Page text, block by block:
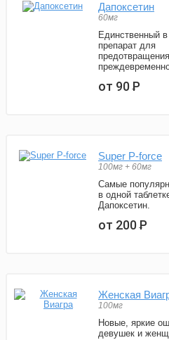
Дапоксетин
60мг
Единственный
препарат для
предотвращения
от 90Р
Super P-force
100мг + 60мг
Самые
в одной
Дапоксетин.
от 200Р
Женская
100мг
Новые, яркие
девушек и